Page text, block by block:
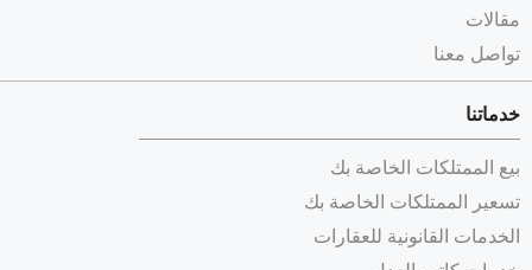
مقالات
تواصل معنا
خدماتنا
بيع الممتلكات الخاصة بك
تسعير الممتلكات الخاصة بك
الخدمات القانونية للعقارات